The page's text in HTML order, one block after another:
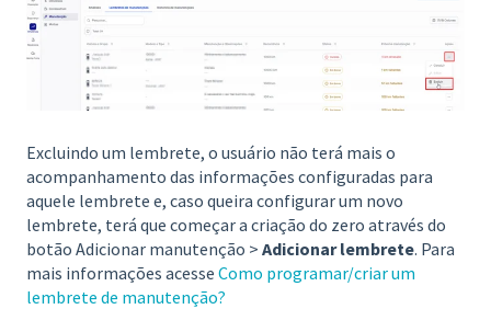
Excluindo um lembrete, o usuário não terá mais o
acompanhamento das informações configuradas para
aquele lembrete e, caso queira configurar um novo
lembrete, terá que começar a criação do zero através do
botão Adicionar manutenção > Adicionar lembrete. Para
mais informações acesse Como programar/criar um
lembrete de manutenção?